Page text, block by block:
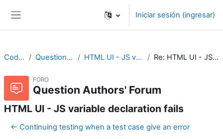
Iniciar sesión (ingresar)
CodeRunner Question Authors' Forum HTML UI - JS variable declaration fails Re: HTML UI - JS variable declaration fails
FORO
Question Authors' Forum
HTML UI - JS variable declaration fails
← Continuing testing when a test case give an error